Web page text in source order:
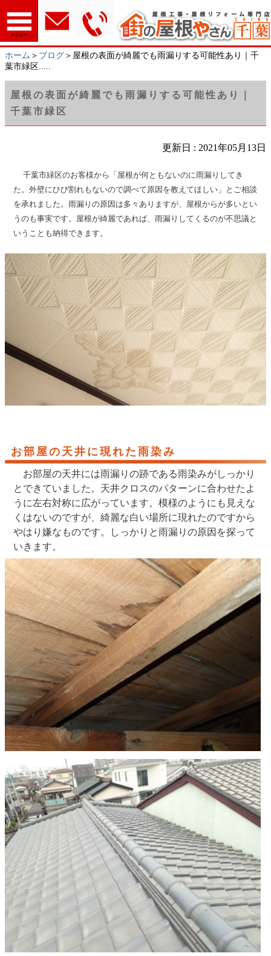
メニュー
ホーム ＞ ブログ ＞屋根の表面が綺麗でも雨漏りする可能性あり｜千
葉市緑区.....
屋根の表面が綺麗でも雨漏りする可能性あり｜
千葉市緑区
更新日 : 2021年05月13日
千葉市緑区のお客様から「屋根が何ともないのに雨漏りしてき
た。外壁にひび割れもないので調べて原因を教えてほしい」とご相談
を承れました。雨漏りの原因は多々ありますが、屋根からが多いとい
うのも事実です。屋根が綺麗であれば、雨漏りしてくるのが不思議と
いうことも納得できます。
お部屋の天井に現れた雨染み
お部屋の天井には雨漏りの跡である雨染みがしっかり
とできていました。天井クロスのパターンに合わせたよ
うに左右対称に広がっています。模様のようにも見えな
くはないのですが、綺麗な白い場所に現れたのですから
やはり嫌なものです。しっかりと雨漏りの原因を探って
いきます。